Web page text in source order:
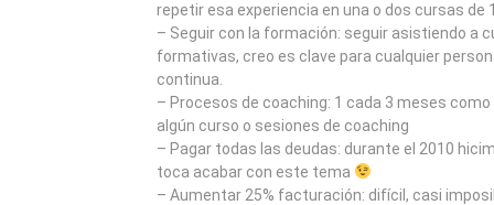
repetir esa experiencia en una o dos cursas de
– Seguir con la formación: seguir asistiendo a
formativas, creo es clave para cualquier
continua.
– Procesos de coaching: 1 cada 3 meses
algún curso o sesiones de coaching
– Pagar todas las deudas: durante el 2010
toca acabar con este tema
– Aumentar 25% facturación: difícil, casi